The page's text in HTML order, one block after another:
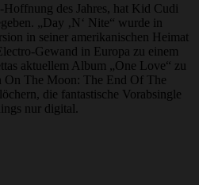
des Jahres, hat Kid Cudi
„Day ‚N‘ Nite“ wurde in
in seiner amerikanischen Heimat
Gewand in Europa zu einem
aktuellem Album „One Love“ zu
On The Moon: The End Of The
die fantastische Vorabsingle
nur digital.